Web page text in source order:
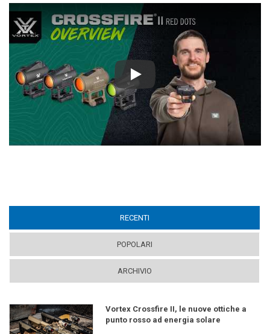
Play
RECENTI
POPOLARI
ARCHIVIO
Vortex Crossfire II, le nuove ottiche a
punto rosso ad energia solare